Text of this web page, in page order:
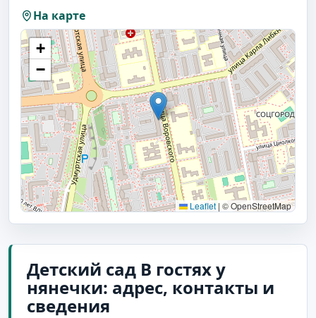
На карте
+
−
Leaflet | © OpenStreetMap
Детский сад В гостях у
нянечки: адрес, контакты и
сведения